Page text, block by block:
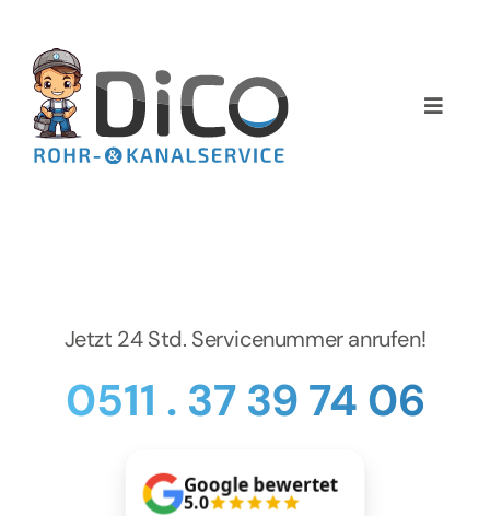
springen
Toggle
Home
Kontakt
Jetzt 24 Std. Servicenummer anrufen!
0511 . 37 39 74 06
Google bewertet
5.0